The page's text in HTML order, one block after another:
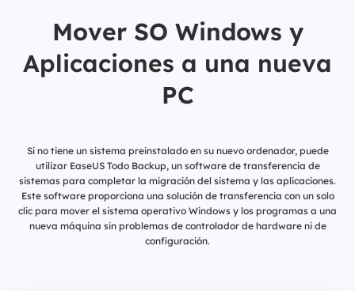
Mover SO Windows y
Aplicaciones a una nueva
PC
Si no tiene un sistema preinstalado en su nuevo ordenador, puede
utilizar EaseUS Todo Backup, un software de transferencia de
sistemas para completar la migración del sistema y las aplicaciones.
Este software proporciona una solución de transferencia con un solo
clic para mover el sistema operativo Windows y los programas a una
nueva máquina sin problemas de controlador de hardware ni de
configuración.